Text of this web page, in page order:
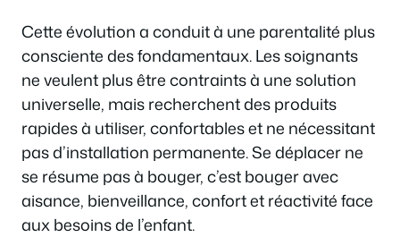
Cette évolution a conduit à une parentalité plus
consciente des fondamentaux. Les soignants
ne veulent plus être contraints à une solution
universelle, mais recherchent des produits
rapides à utiliser, confortables et ne nécessitant
pas d’installation permanente. Se déplacer ne
se résume pas à bouger, c’est bouger avec
aisance, bienveillance, confort et réactivité face
aux besoins de l’enfant.